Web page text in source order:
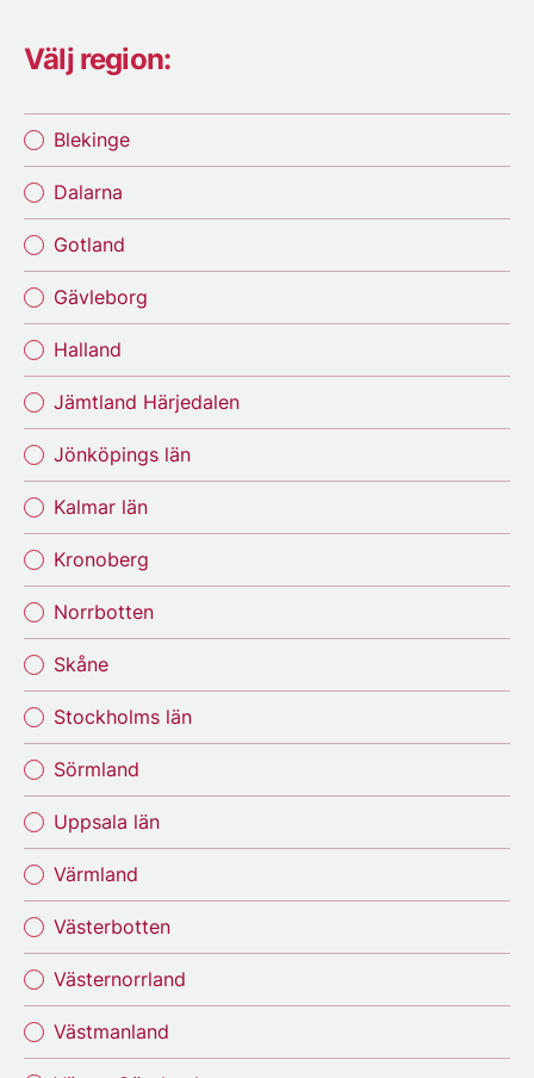
Välj region:
Blekinge
Dalarna
Gotland
Gävleborg
Halland
Jämtland Härjedalen
Jönköpings län
Kalmar län
Kronoberg
Norrbotten
Skåne
Stockholms län
Sörmland
Uppsala län
Värmland
Västerbotten
Västernorrland
Västmanland